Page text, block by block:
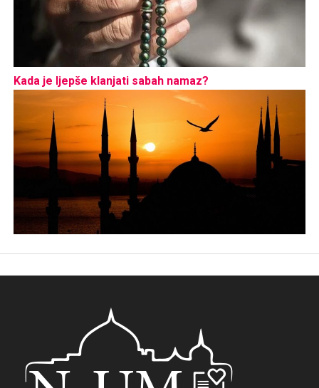
Kada je ljepše klanjati sabah namaz?